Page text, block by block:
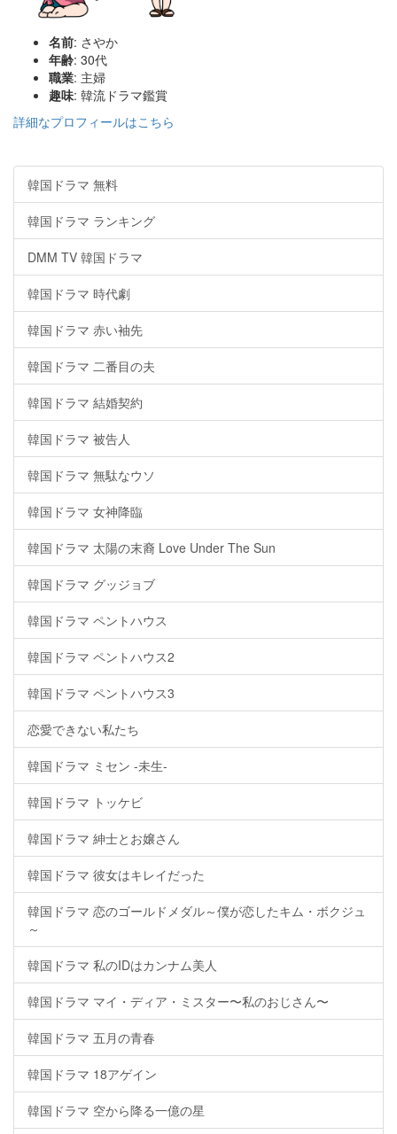
名前: さやか
年齢: 30代
職業: 主婦
趣味: 韓流ドラマ鑑賞
詳細なプロフィールはこちら
韓国ドラマ 無料
韓国ドラマ ランキング
DMM TV 韓国ドラマ
韓国ドラマ 時代劇
韓国ドラマ 赤い袖先
韓国ドラマ 二番目の夫
韓国ドラマ 結婚契約
韓国ドラマ 被告人
韓国ドラマ 無駄なウソ
韓国ドラマ 女神降臨
韓国ドラマ 太陽の末裔 Love Under The Sun
韓国ドラマ グッジョブ
韓国ドラマ ペントハウス
韓国ドラマ ペントハウス2
韓国ドラマ ペントハウス3
恋愛できない私たち
韓国ドラマ ミセン -未生-
韓国ドラマ トッケビ
韓国ドラマ 紳士とお嬢さん
韓国ドラマ 彼女はキレイだった
韓国ドラマ 恋のゴールドメダル～僕が恋したキム・ボクジュ
～
韓国ドラマ 私のIDはカンナム美人
韓国ドラマ マイ・ディア・ミスター〜私のおじさん〜
韓国ドラマ 五月の青春
韓国ドラマ 18アゲイン
韓国ドラマ 空から降る一億の星